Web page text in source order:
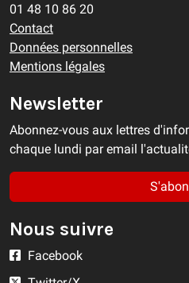
01 48 10 86 20
Contact
Données personnelles
Mentions légales
Newsletter
Abonnez-vous aux lettres
chaque lundi par email
Nous suivre
Facebook